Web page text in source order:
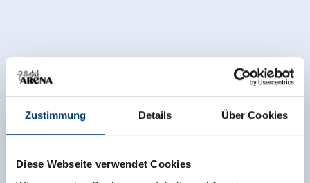
Zustimmung Details Über Cookies
Diese Webseite verwendet Cookies